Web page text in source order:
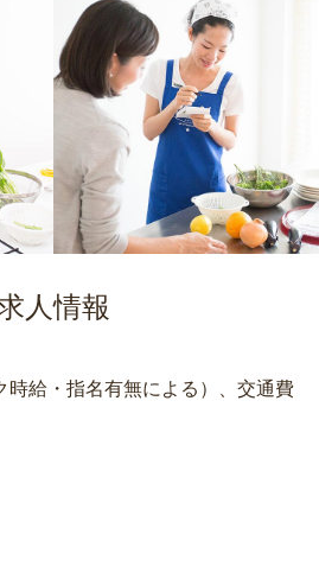
人情報
時給・指名有無による）、交通費